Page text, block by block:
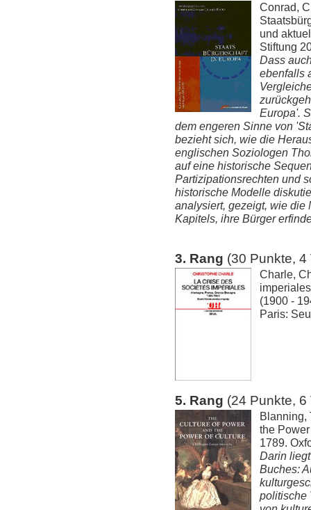
Conrad,
und
Stiftung
Dass
ebenfalls
Europa'.
dem engeren Sinne von
bezieht sich, wie die
englischen Soziologen
auf eine historische
Partizipationsrechten und
historische Modelle
analysiert, gezeigt, wie die
Kapitels, ihre Bürger
3. Rang (30 Punkte, 4
Charle,
(1900 -
Paris:
5. Rang (24 Punkte, 6
Blanning,
the
1789.
Darin
Buches:
politische